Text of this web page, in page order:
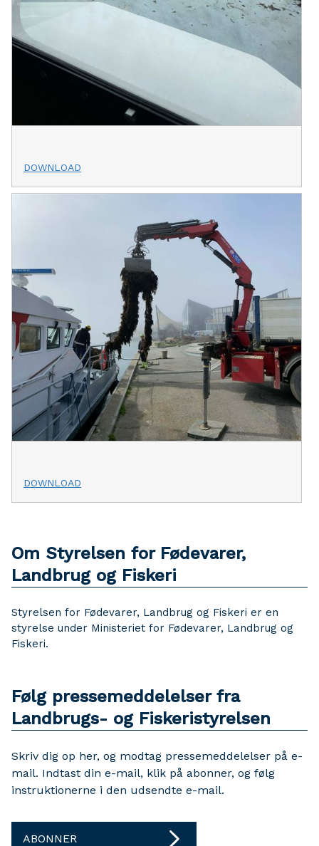
DOWNLOAD
DOWNLOAD
Om Styrelsen for Fødevarer,
Landbrug og Fiskeri
Styrelsen for Fødevarer, Landbrug og Fiskeri er en
styrelse under Ministeriet for Fødevarer, Landbrug og
Fiskeri.
Følg pressemeddelelser fra
Landbrugs- og Fiskeristyrelsen
Skriv dig op her, og modtag pressemeddelelser på e-
mail. Indtast din e-mail, klik på abonner, og følg
instruktionerne i den udsendte e-mail.
ABONNER